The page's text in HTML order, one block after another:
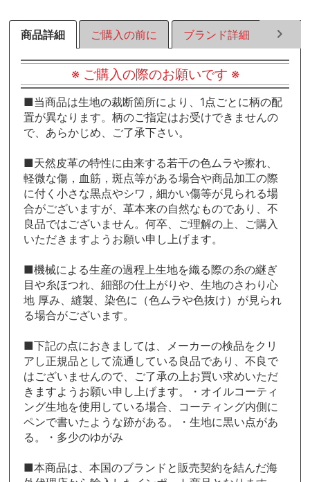
商品詳細 ご購入の前に ブランド詳細 ラッ
※ ご購入の際のお願いです ※
■当商品は生地の裁断箇所により、1点ごとに柄の配
置が異なります。柄のご指定はお受けできませんの
で、あらかじめ、ご了承下さい。
■天然皮革の特性に由来する若干の色ムラや擦れ、
軽微な傷，血筋，斑点等がある場合や商品加工の際
に付く小さな黒点やシワ，細かい傷等が見られる場
合がございますが、革本来の自然なものであり、不
良品ではございません。何卒、ご理解の上、ご購入
いただきますようお願い申し上げます。
■機械による生産の過程上生地を織る際の糸の継ぎ
目や糸ほつれ、細部の仕上がりや、生地のさわり心
地 厚み、縫製、染色に（色ムラや色抜け）が見られ
る場合がございます。
■下記の点におきましては、メーカーの検品をクリ
アし正規品として流通している良品であり、不良で
はございませんので、ご了承の上お買い求めいただ
きますようお願い申し上げます。・オイルコーティ
ング生地を使用している場合、コーティング内側に
ペンで書いたような跡がある。・生地に黒い点があ
る。・多少のゆがみ
■本商品は、本国のブランドと販売契約を結んだ海